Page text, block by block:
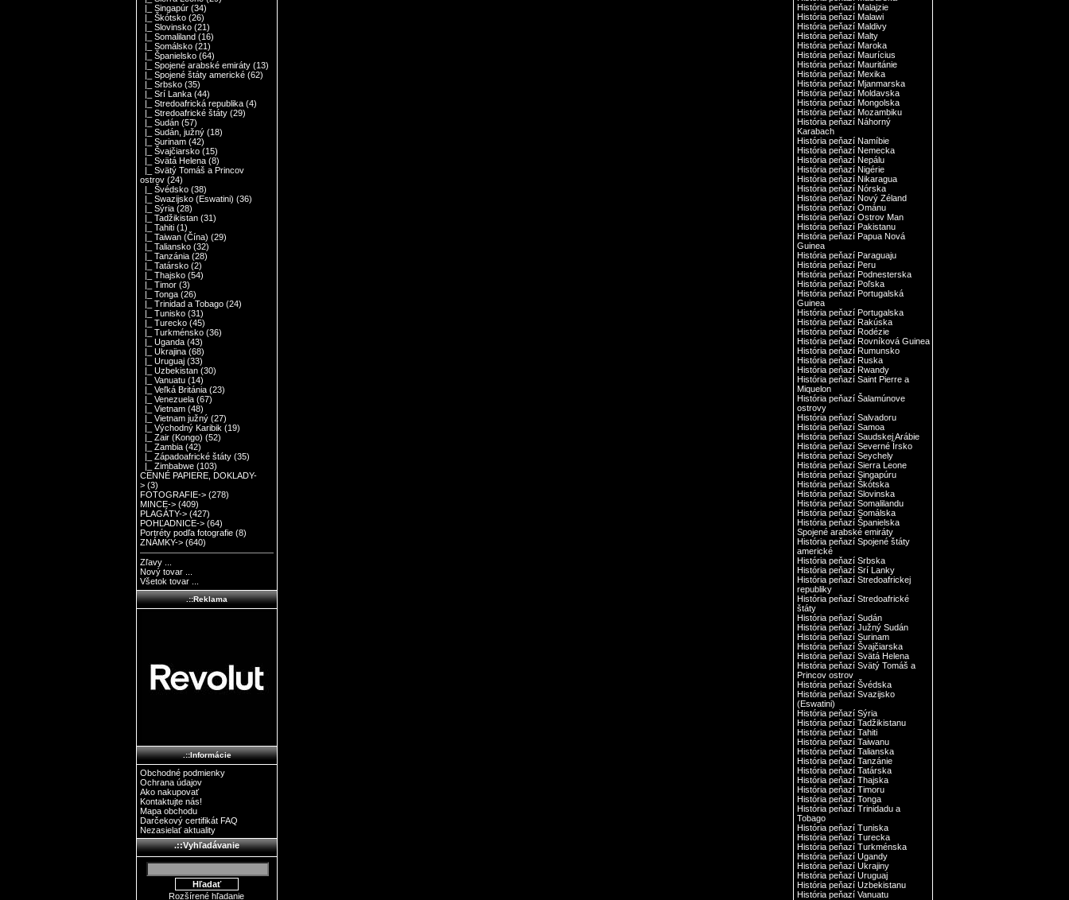
|_ Singapúr (34)
|_ Škótsko (26)
|_ Slovinsko (21)
|_ Somaliland (16)
|_ Somálsko (21)
|_ Španielsko (64)
|_ Spojené arabské emiráty (13)
|_ Spojené štáty americké (62)
|_ Srbsko (35)
|_ Srí Lanka (44)
|_ Stredoafrická republika (4)
|_ Stredoafrické štáty (29)
|_ Sudán (57)
|_ Sudán, južný (18)
|_ Surinam (42)
|_ Švajčiarsko (15)
|_ Svätá Helena (8)
|_ Svätý Tomáš a Princov
ostrov (24)
|_ Švédsko (38)
|_ Swazijsko (Eswatini) (36)
|_ Sýria (28)
|_ Tadžikistan (31)
|_ Tahiti (1)
|_ Taiwan (Čína) (29)
|_ Taliansko (32)
|_ Tanzánia (28)
|_ Tatársko (2)
|_ Thajsko (54)
|_ Timor (3)
|_ Tonga (26)
|_ Trinidad a Tobago (24)
|_ Tunisko (31)
|_ Turecko (45)
|_ Turkménsko (36)
|_ Uganda (43)
|_ Ukrajina (68)
|_ Uruguaj (33)
|_ Uzbekistan (30)
|_ Vanuatu (14)
|_ Veľká Británia (23)
|_ Venezuela (67)
|_ Vietnam (48)
|_ Vietnam južný (27)
|_ Východný Karibik (19)
|_ Zair (Kongo) (52)
|_ Zambia (42)
|_ Západoafrické štáty (35)
|_ Zimbabwe (103)
CENNÉ PAPIERE, DOKLADY-
> (3)
FOTOGRAFIE-> (278)
MINCE-> (409)
PLAGÁTY-> (427)
POHĽADNICE-> (64)
Portréty podľa fotografie (8)
ZNÁMKY-> (640)
Zľavy ...
Nový tovar ...
Všetok tovar ...
.::Reklama
.::Informácie
Obchodné podmienky
Ochrana údajov
Ako nakupovať
Kontaktujte nás!
Mapa obchodu
Darčekový certifikát FAQ
Nezasielať aktuality
.::Vyhľadávanie
Rozšírené hľadanie
História peňazí Malajzie
História peňazí Malawi
História peňazí Maldivy
História peňazí Malty
História peňazí Maroka
História peňazí Maurícius
História peňazí Mauritánie
História peňazí Mexika
História peňazí Mjanmarska
História peňazí Moldavska
História peňazí Mongolska
História peňazí Mozambiku
História peňazí Náhorný
Karabach
História peňazí Namíbie
História peňazí Nemecka
História peňazí Nepálu
História peňazí Nigérie
História peňazí Nikaragua
História peňazí Nórska
História peňazí Nový Zéland
História peňazí Ománu
História peňazí Ostrov Man
História peňazí Pakistanu
História peňazí Papua Nová
Guinea
História peňazí Paraguaju
História peňazí Peru
História peňazí Podnesterska
História peňazí Poľska
História peňazí Portugalská
Guinea
História peňazí Portugalska
História peňazí Rakúska
História peňazí Rodézie
História peňazí Rovníková Guinea
História peňazí Rumunsko
História peňazí Ruska
História peňazí Rwandy
História peňazí Saint Pierre a
Miquelon
História peňazí Šalamúnove
ostrovy
História peňazí Salvadoru
História peňazí Samoa
História peňazí Saudskej Arábie
História peňazí Severné Írsko
História peňazí Seychely
História peňazí Sierra Leone
História peňazí Singapúru
História peňazí Škótska
História peňazí Slovinska
História peňazí Somalilandu
História peňazí Somálska
História peňazí Španielska
Spojené arabské emiráty
História peňazí Spojené štáty
americké
História peňazí Srbska
História peňazí Srí Lanky
História peňazí Stredoafrickej
republiky
História peňazí Stredoafrické
štáty
História peňazí Sudán
História peňazí Južný Sudán
História peňazí Surinam
História peňazí Švajčiarska
História peňazí Svätá Helena
História peňazí Svätý Tomáš a
Princov ostrov
História peňazí Švédska
História peňazí Svazijsko
(Eswatini)
História peňazí Sýria
História peňazí Tadžikistanu
História peňazí Tahiti
História peňazí Taiwanu
História peňazí Talianska
História peňazí Tanzánie
História peňazí Tatárska
História peňazí Thajska
História peňazí Timoru
História peňazí Tonga
História peňazí Trinidadu a
Tobago
História peňazí Tuniska
História peňazí Turecka
História peňazí Turkménska
História peňazí Ugandy
História peňazí Ukrajiny
História peňazí Uruguaj
História peňazí Uzbekistanu
História peňazí Vanuatu